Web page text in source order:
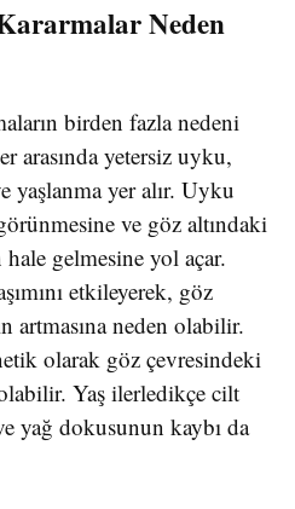
Neden
birden fazla nedeni
arasında yetersiz uyku,
yaşlanma yer alır. Uyku
ve göz altındaki
gelmesine yol açar.
etkileyerek, göz
artmasına neden olabilir.
olarak göz çevresindeki
Yaş ilerledikçe cilt
yağ dokusunun kaybı da